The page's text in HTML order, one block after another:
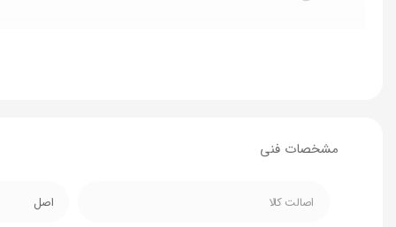
ادکلنی بسیار عمیق با روایحی سکسی
روایحی سنگین تر و قوی تر همچون لاله مردابی، جوز،
مشخصات فنی
اصالت کالا اصل